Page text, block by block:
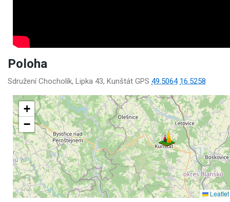
Poloha
Sdružení Chocholík, Lipka 43, Kunštát GPS 49.5064 16.5258
+
−
Leaflet